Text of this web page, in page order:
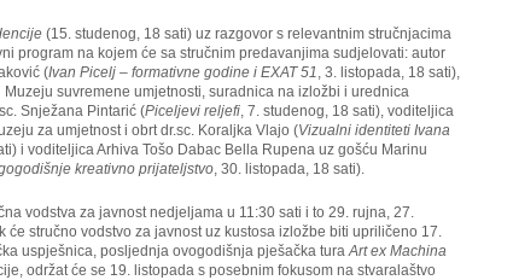
(15. studenog, 18 sati) uz razgovor s relevantnim stručnjacima
program na kojem će sa stručnim predavanjima sudjelovati: autor
(Ivan Picelj – formativne godine i EXAT 51, 3. listopada, 18 sati),
suvremene umjetnosti, suradnica na izložbi i urednica
Snježana Pintarić (Piceljevi reljefi, 7. studenog, 18 sati), voditeljica
za umjetnost i obrt dr.sc. Koraljka Vlajo (Vizualni identiteti Ivana
i voditeljica Arhiva Tošo Dabac Bella Rupena uz gošću Marinu
kreativno prijateljstvo, 30. listopada, 18 sati).
vodstva za javnost nedjeljama u 11:30 sati i to 29. rujna, 27.
će stručno vodstvo za javnost uz kustosa izložbe biti upriličeno 17.
uspješnica, posljednja ovogodišnja pješačka turaArt ex Machina
održat će se 19. listopada s posebnim fokusom na stvaralaštvo